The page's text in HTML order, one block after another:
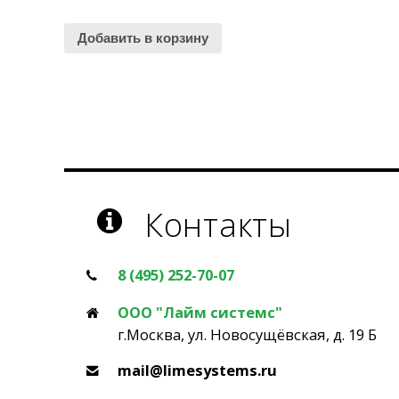
Добавить в корзину
Контакты
8 (495) 252-70-07
ООО "Лайм системс"
г.Москва, ул. Новосущёвская, д. 19 Б
mail@limesystems.ru